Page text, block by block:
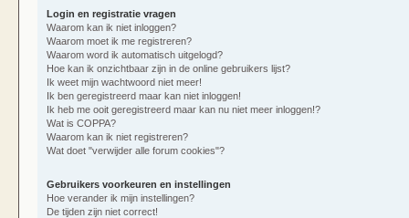
Login en registratie vragen
Waarom kan ik niet inloggen?
Waarom moet ik me registreren?
Waarom word ik automatisch uitgelogd?
Hoe kan ik onzichtbaar zijn in de online gebruikers lijst?
Ik weet mijn wachtwoord niet meer!
Ik ben geregistreerd maar kan niet inloggen!
Ik heb me ooit geregistreerd maar kan nu niet meer inloggen!?
Wat is COPPA?
Waarom kan ik niet registreren?
Wat doet "verwijder alle forum cookies"?
Gebruikers voorkeuren en instellingen
Hoe verander ik mijn instellingen?
De tijden zijn niet correct!